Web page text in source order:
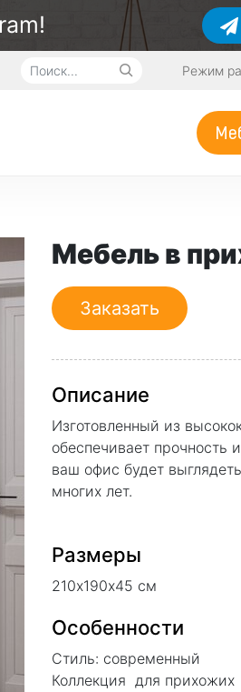
Режим
Мебель в
Заказать
Описание
Изготовленный из
обеспечивает прочность
ваш офис будет
многих лет.
Размеры
210х190х45 см
Особенности
Стиль: современный
Коллекция для прихожих